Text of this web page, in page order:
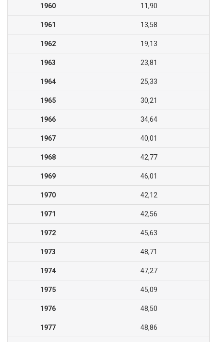
1960 11,90
1961 13,58
1962 19,13
1963 23,81
1964 25,33
1965 30,21
1966 34,64
1967 40,01
1968 42,77
1969 46,01
1970 42,12
1971 42,56
1972 45,63
1973 48,71
1974 47,27
1975 45,09
1976 48,50
1977 48,86